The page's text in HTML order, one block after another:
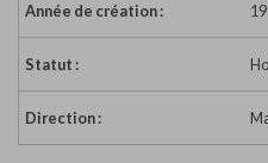
Année de création :
Statut :
Direction :